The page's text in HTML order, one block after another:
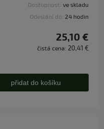
Dostupnost: ve skladu
Odeslání do: 24 hodin
25,10 €
čistá cena: 20,41 €
přidat do košíku